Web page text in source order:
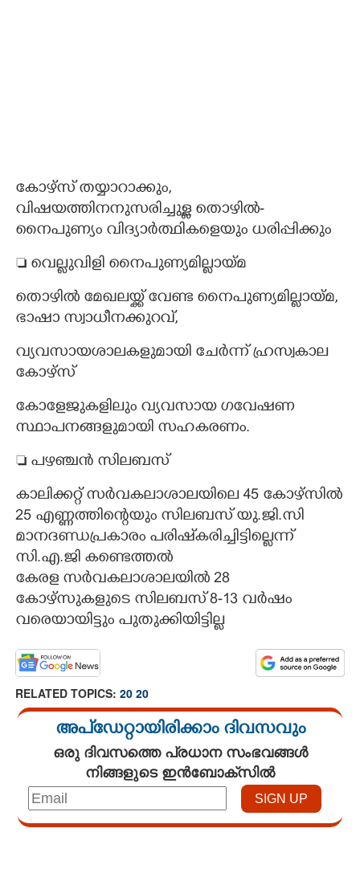
കോഴ്സ് തയ്യാറാക്കും,
വിഷയത്തിനനുസരിച്ചുള്ള തൊഴിൽ-
നൈപുണ്യം വിദ്യാർത്ഥികളെയും ധരിപ്പിക്കും
 വെല്ലുവിളി നൈപുണ്യമില്ലായ്മ
തൊഴിൽ മേഖലയ്ക്ക് വേണ്ട നൈപുണ്യമില്ലായ്മ,
ഭാഷാ സ്വാധീനക്കുറവ്,
വ്യവസായശാലകളുമായി ചേർന്ന് ഹ്രസ്വകാല
കോഴ്സ്
കോളേജുകളിലും വ്യവസായ ഗവേഷണ
സ്ഥാപനങ്ങളുമായി സഹകരണം.
 പഴഞ്ചൻ സിലബസ്
കാലിക്കറ്റ് സർവകലാശാലയിലെ 45 കോഴ്സിൽ
25 എണ്ണത്തിന്റെയും സിലബസ് യു.ജി.സി
മാനദണ്ഡപ്രകാരം പരിഷ്‌കരിച്ചിട്ടില്ലെന്ന്
സി.എ.ജി കണ്ടെത്തൽ
കേരള സർവകലാശാലയിൽ 28
കോഴ്സുകളുടെ സിലബസ് 8-13 വർഷം
വരെയായിട്ടും പുതുക്കിയിട്ടില്ല
RELATED TOPICS: 20 20
അപ്ഡേറ്റായിരിക്കാം ദിവസവും
ഒരു ദിവസത്തെ പ്രധാന സംഭവങ്ങൾ
നിങ്ങളുടെ ഇൻബോക്സിൽ